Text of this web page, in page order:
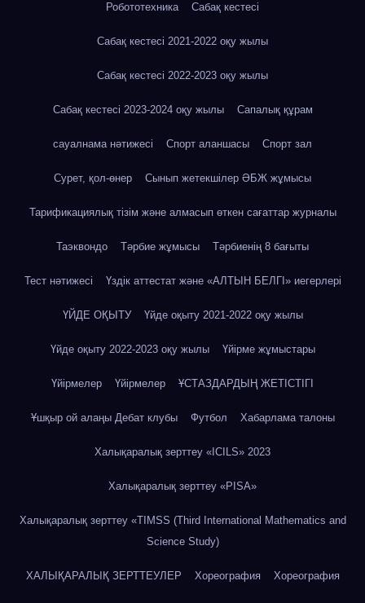
Робототехника Сабақ кестесі
Сабақ кестесі 2021-2022 оқу жылы
Сабақ кестесі 2022-2023 оқу жылы
Сабақ кестесі 2023-2024 оқу жылы Сапалық құрам
сауалнама нәтижесі Спорт аланшасы Спорт зал
Сурет, қол-өнер Сынып жетекшілер ӘБЖ жұмысы
Тарификациялық тізім және алмасып өткен сағаттар журналы
Таэквондо Тәрбие жұмысы Тәрбиенің 8 бағыты
Тест нәтижесі Үздік аттестат және «АЛТЫН БЕЛГІ» иегерлері
ҮЙДЕ ОҚЫТУ Үйде оқыту 2021-2022 оқу жылы
Үйде оқыту 2022-2023 оқу жылы Үйірме жұмыстары
Үйірмелер Үйірмелер ҰСТАЗДАРДЫҢ ЖЕТІСТІГІ
Ұшқыр ой алаңы Дебат клубы Футбол Хабарлама талоны
Халықаралық зерттеу «IСILS» 2023
Халықаралық зерттеу «PISA»
Халықаралық зерттеу «TIMSS (Third International Mathematics and
Science Study)
ХАЛЫҚАРАЛЫҚ ЗЕРТТЕУЛЕР Хореография Хореография